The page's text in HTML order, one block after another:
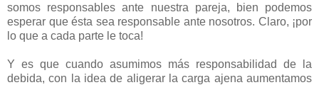
somos responsables ante nuestra pareja, bien podemos
esperar que ésta sea responsable ante nosotros. Claro, ¡por
lo que a cada parte le toca!
Y es que cuando asumimos más responsabilidad de la
debida, con la idea de aligerar la carga ajena aumentamos